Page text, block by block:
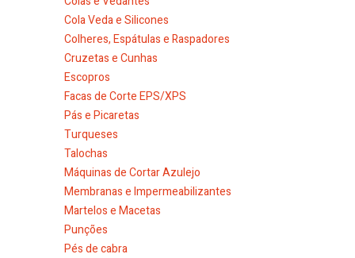
Cola Veda e Silicones
Colheres, Espátulas e Raspadores
Cruzetas e Cunhas
Escopros
Facas de Corte EPS/XPS
Pás e Picaretas
Turqueses
Talochas
Máquinas de Cortar Azulejo
Membranas e Impermeabilizantes
Martelos e Macetas
Punções
Pés de cabra